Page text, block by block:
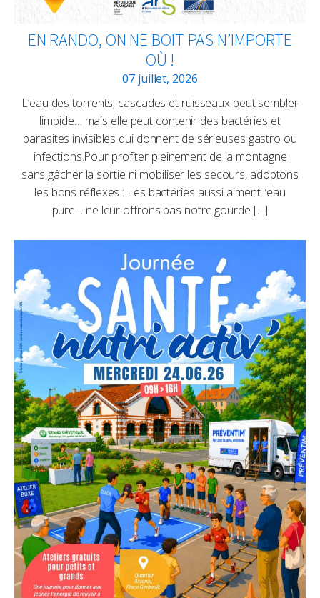
EN RANDO, ON NE BOIT PAS N’IMPORTE
OÙ !
07 juillet, 2026
L’eau des torrents, cascades et ruisseaux peut sembler
limpide… mais elle peut contenir des bactéries et
parasites invisibles qui donnent de sérieuses gastro ou
infections.Pour profiter pleinement de la montagne
sans gâcher la sortie ni mobiliser les secours, adoptons
les bons réflexes : Les bactéries aussi aiment l’eau
pure… ne leur offrons pas notre gourde […]